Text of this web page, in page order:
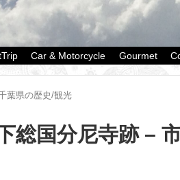
Car & Motorcycle Gourmet
葉県の歴史/観光
総国分尼寺跡 –